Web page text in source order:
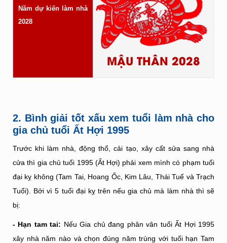
Năm dự kiến làm nhà
2028
MẬU THÂN 2028
2. Bình giải tốt xấu xem tuổi làm nhà cho
gia chủ tuổi Ất Hợi 1995
Trước khi làm nhà, động thổ, cải tạo, xây cất sửa sang nhà
cửa thì gia chủ tuổi 1995 (Ất Hợi) phải xem mình có phạm tuổi
đại kỵ không (Tam Tai, Hoang Ốc, Kim Lâu, Thái Tuế và Trạch
Tuổi). Bởi vì 5 tuổi đại kỵ trên nếu gia chủ mà làm nhà thì sẽ
bị:
- Hạn tam tai: Nếu Gia chủ đang phân vân tuổi Ất Hợi 1995
xây nhà năm nào và chọn đúng năm trùng với tuổi hạn Tam